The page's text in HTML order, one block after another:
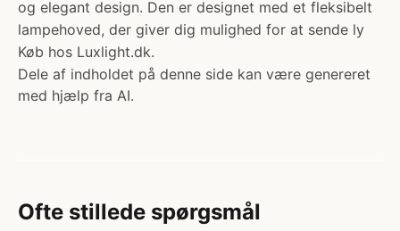
og elegant design. Den er designet med et fleksibelt
lampehoved, der giver dig mulighed for at sende ly
Køb hos Luxlight.dk.
Dele af indholdet på denne side kan være genereret
med hjælp fra AI.
Ofte stillede spørgsmål